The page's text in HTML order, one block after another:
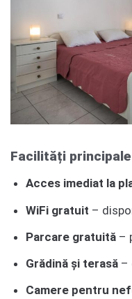
Facilități principale
Acces imediat la
WiFi gratuit –
Parcare gratuită –
Grădină și terasă –
Camere pentru